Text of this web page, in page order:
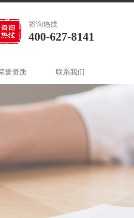
咨询热线
400-627-8141
誉资质 联系我们